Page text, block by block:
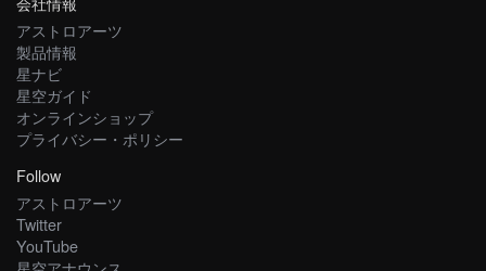
アストロアーツ
製品情報
星ナビ
星空ガイド
オンラインショップ
プライバシー・ポリシー
Follow
アストロアーツ
Twitter
YouTube